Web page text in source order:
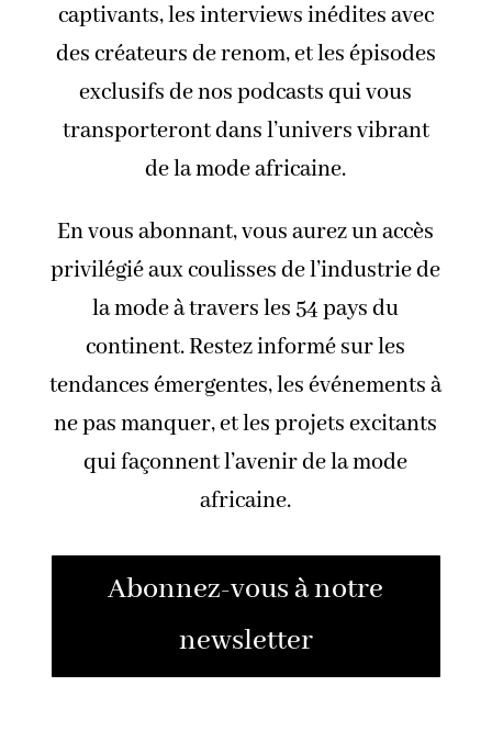
captivants, les interviews inédites avec
des créateurs de renom, et les épisodes
exclusifs de nos podcasts qui vous
transporteront dans l’univers vibrant
de la mode africaine.
En vous abonnant, vous aurez un accès
privilégié aux coulisses de l’industrie de
la mode à travers les 54 pays du
continent. Restez informé sur les
tendances émergentes, les événements à
ne pas manquer, et les projets excitants
qui façonnent l’avenir de la mode
africaine.
Abonnez-vous à notre
newsletter